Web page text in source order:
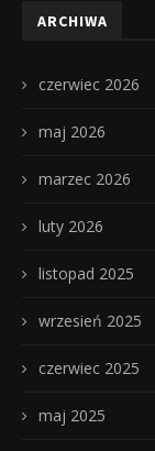
ARCHIWA
czerwiec 2026
maj 2026
marzec 2026
luty 2026
listopad 2025
wrzesień 2025
czerwiec 2025
maj 2025